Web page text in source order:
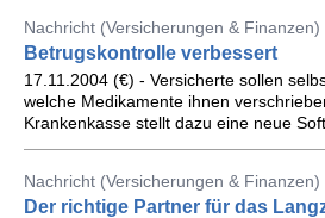
Nachricht (Versicherungen & Finanzen)
Betrugskontrolle verbessert
17.11.2004 (€) - Versicherte sollen
welche Medikamente ihnen
Krankenkasse stellt dazu eine neue
Nachricht (Versicherungen & Finanzen)
Der richtige Partner für das